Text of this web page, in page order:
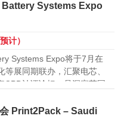
Battery Systems Expo
计）
Systems Expo将于7月在
展同期联办，汇聚电芯、
CPD认证论坛，是洞察英国
Print2Pack – Saudi